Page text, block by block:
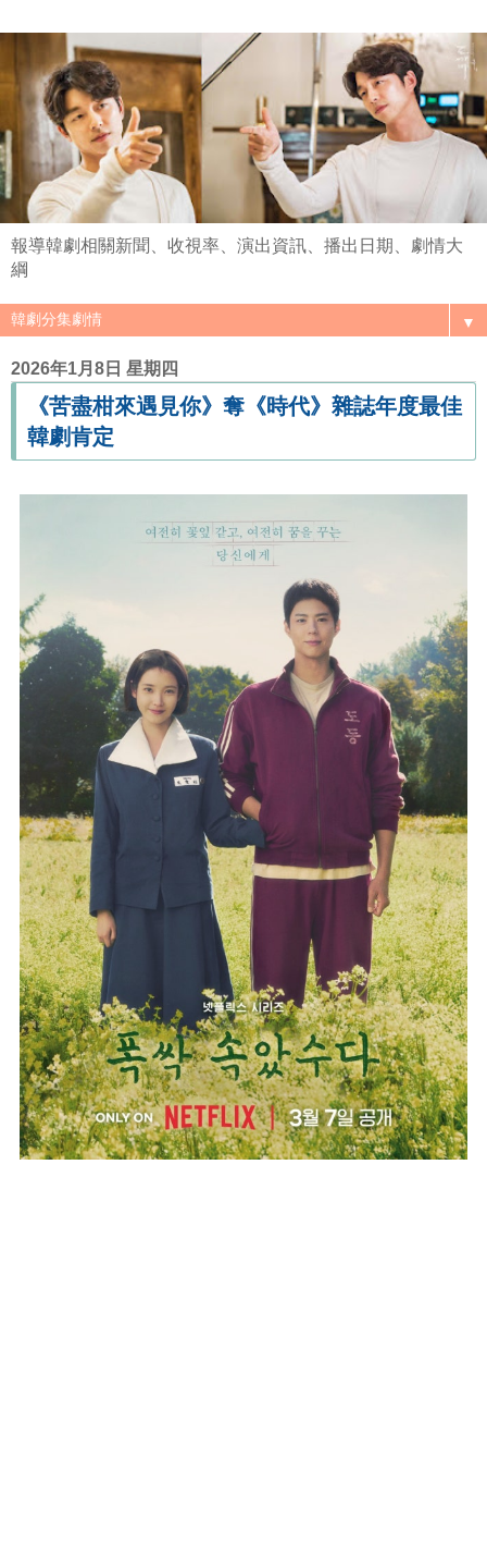
報導韓劇相關新聞、收視率、演出資訊、播出日期、劇情大
綱
▼
2026年1月8日 星期四
《苦盡柑來遇見你》奪《時代》雜誌年度最佳
韓劇肯定